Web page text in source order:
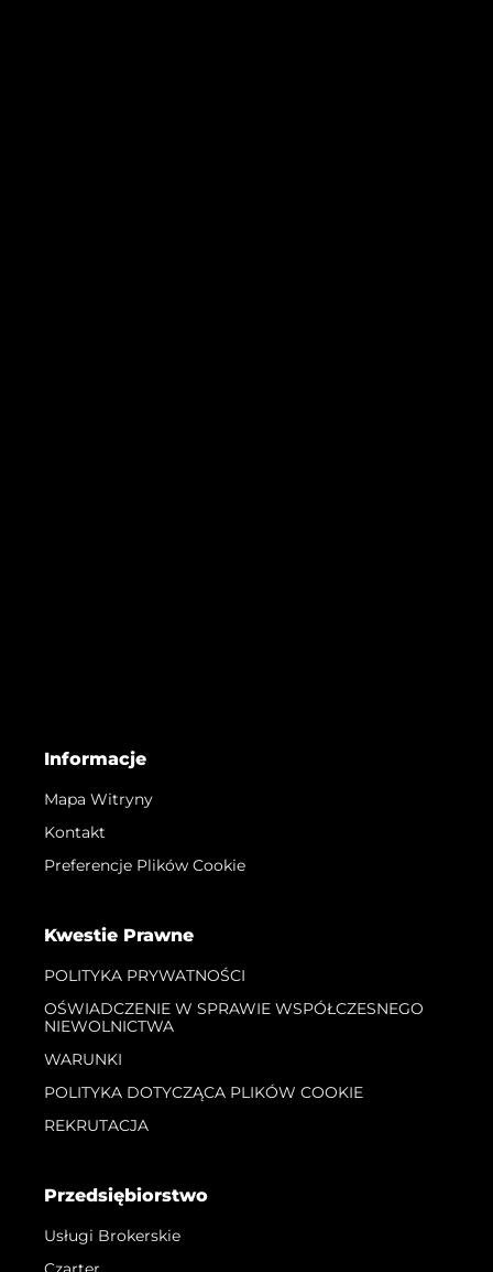
Informacje
Mapa Witryny
Kontakt
Preferencje Plików Cookie
Kwestie Prawne
POLITYKA PRYWATNOŚCI
OŚWIADCZENIE W SPRAWIE WSPÓŁCZESNEGO
NIEWOLNICTWA
WARUNKI
POLITYKA DOTYCZĄCA PLIKÓW COOKIE
REKRUTACJA
Przedsiębiorstwo
Usługi Brokerskie